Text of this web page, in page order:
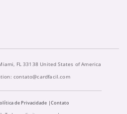
FL 33138 United States of America
contato@cardfacil.com
de Privacidade
Contato